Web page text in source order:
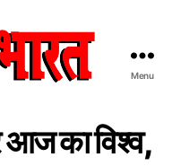
Menu
आज का विश्व,